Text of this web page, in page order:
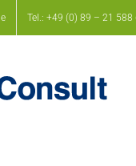
Tel.: +49 (0) 89 – 21 588